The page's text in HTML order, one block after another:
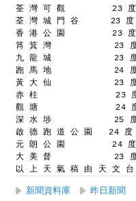
荃 灣 可 觀         23 度
荃 灣 城 門 谷      23 度
香 港 公 園         23 度
筲 箕 灣            23 度
九 龍 城            23 度
跑 馬 地            24 度
黃 大 仙            23 度
赤 柱               23 度
觀 塘               24 度
深 水 埗            25 度
啟 德 跑 道 公 園   24 度
元 朗 公 園         24 度
大 美 督            23 度
以 上 天 氣 稿 由 天 文
新聞資料庫 昨日新聞